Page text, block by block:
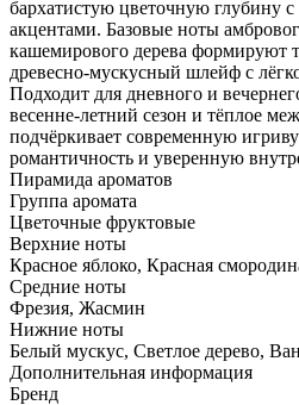
бархатистую цветочную глубину
акцентами. Базовые ноты
кашемирового дерева формируют
древесно‑мускусный шлейф с
Подходит для дневного и
весенне‑летний сезон и тёплое
подчёркивает современную
романтичность и уверенную
Пирамида ароматов
Группа аромата
Цветочные фруктовые
Верхние ноты
Красное яблоко, Красная
Средние ноты
Фрезия, Жасмин
Нижние ноты
Белый мускус, Светлое дерево,
Дополнительная информация
Бренд